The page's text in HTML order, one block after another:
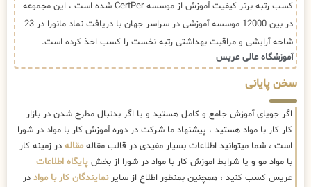
کسب رتبه برتر کیفیت آموزش از موسسه CertPer شده است ، این مجموعه
در بین 12000 موسسه آموزشی در سراسر جهان با دریافت نماد مانورا در 23
شاخه آرایشی و مراقبت بهداشتی رتبه نخست را کسب اخذ کرده است.
آموزشگاه عالی عریس
سخن پایانی
اگر جویای آموزش جامع و کامل هستید و یا اگر بدنبال مطرح شدن در بازار
کار کار با مواد هستید ، پیشنهاد ما شرکت در دوره آموزش کار با مواد در شورا
است ، شما میتوانید اطلاعات بسیار مفیدی در قالب مقاله مقاله در زمینه کار
با مواد مو و یا شرایط اموزش کار با مواد در شورا از بخش پایگاه اطلاعات
عریس کسب کنید ، همچنین بمنظور اطلاع از سایرنمایندگان کار با مواد در